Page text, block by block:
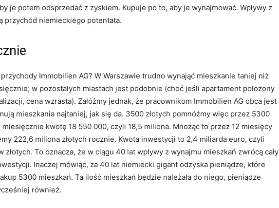
je potem odsprzedać z zyskiem. Kupuje po to, aby je wynajmować. Wpływy z
przychód niemieckiego potentata.
Immobilien AG? W Warszawie trudno wynająć mieszkanie taniej niż
w pozostałych miastach jest podobnie (choć jeśli apartament położony
cena wzrasta). Załóżmy jednak, że pracownikom Immobilien AG obca jest
mieszkania najtaniej, jak się da. 3500 złotych pomnóżmy więc przez 5300
miesięcznie kwotę 18 550 000, czyli 18,5 miliona. Mnożąc to przez 12 miesięcy
222,6 miliona złotych rocznie. Kwota inwestycji to 2,4 miliarda euro, czyli
złotych. To oznacza, że w ciągu 40 lat wpływy z wynajmu mieszkań zwrócą cały
Inaczej mówiąc, za 40 lat niemiecki gigant odzyska pieniądze, które
5300 mieszkań. Ta ilość mieszkań będzie należała do niego, pieniądze
również.